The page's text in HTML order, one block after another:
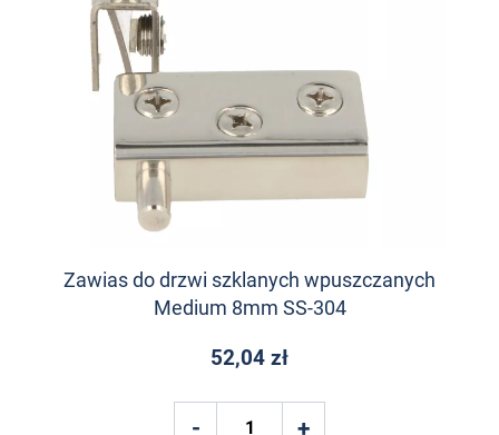
Zawias do drzwi szklanych wpuszczanych
Medium 8mm SS-304
52,04 zł